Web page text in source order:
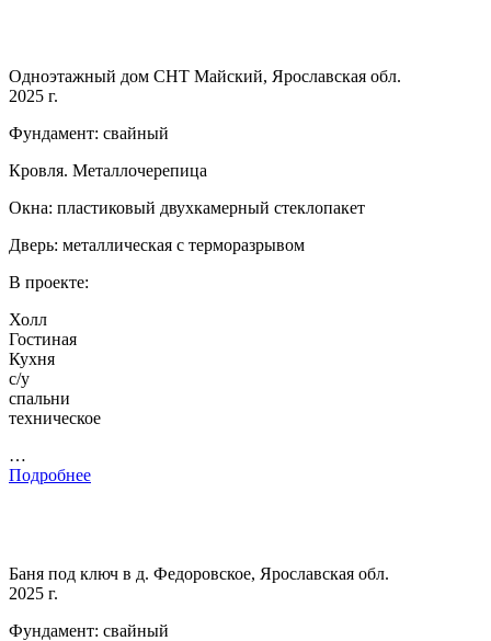
Одноэтажный дом СНТ Майский, Ярославская обл.
2025 г.
Фундамент: свайный
Кровля. Металлочерепица
Окна: пластиковый двухкамерный стеклопакет
Дверь: металлическая с терморазрывом
В проекте:
Холл
Гостиная
Кухня
с/у
спальни
техническое
…
Подробнее
Баня под ключ в д. Федоровское, Ярославская обл.
2025 г.
Фундамент: свайный